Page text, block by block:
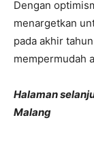
Dengan
menargetkan
pada akhir
mempermudah
Halaman
Malang